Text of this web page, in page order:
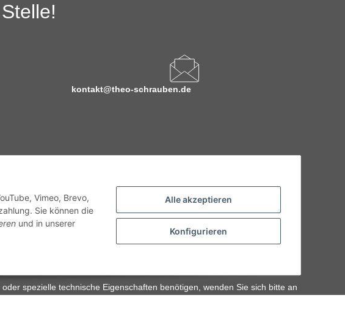
Alle akzeptieren
Konfigurieren
Vimeo, Brevo,
Sie können die
und in unserer
kontakt@theo-schrauben.de
spezielle technische Eigenschaften benötigen, wenden Sie sich bitte an